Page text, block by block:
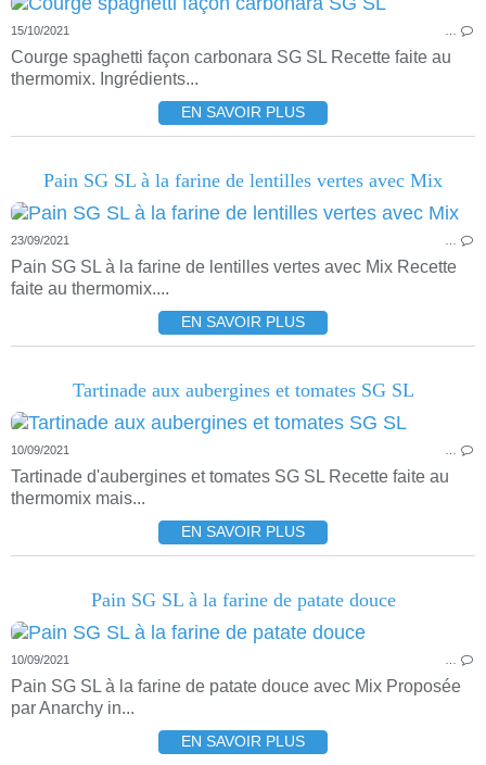
15/10/2021
Courge spaghetti façon carbonara SG SL Recette faite au
thermomix. Ingrédients...
EN SAVOIR PLUS
Pain SG SL à la farine de lentilles vertes avec Mix
23/09/2021
Pain SG SL à la farine de lentilles vertes avec Mix Recette
faite au thermomix....
EN SAVOIR PLUS
Tartinade aux aubergines et tomates SG SL
10/09/2021
Tartinade d'aubergines et tomates SG SL Recette faite au
thermomix mais...
EN SAVOIR PLUS
Pain SG SL à la farine de patate douce
10/09/2021
Pain SG SL à la farine de patate douce avec Mix Proposée
par Anarchy in...
EN SAVOIR PLUS